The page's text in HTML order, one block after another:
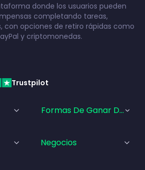
donde los usuarios pueden
completando tareas,
con opciones de retiro rápidas como
y criptomonedas.
Trustpilot
Formas De Ganar Dinero
Negocios